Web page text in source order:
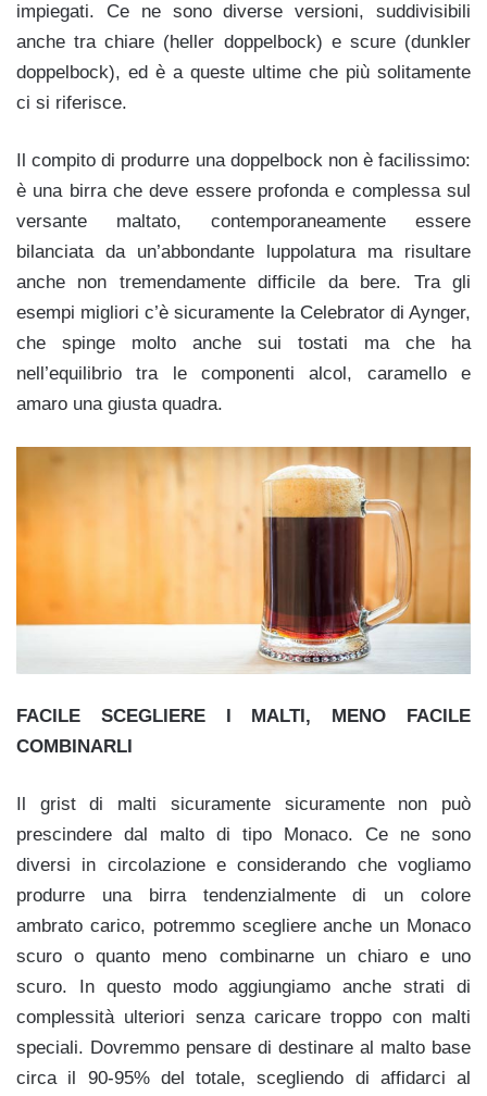
impiegati. Ce ne sono diverse versioni, suddivisibili
anche tra chiare (heller doppelbock) e scure (dunkler
doppelbock), ed è a queste ultime che più solitamente
ci si riferisce.
Il compito di produrre una doppelbock non è facilissimo:
è una birra che deve essere profonda e complessa sul
versante maltato, contemporaneamente essere
bilanciata da un’abbondante luppolatura ma risultare
anche non tremendamente difficile da bere. Tra gli
esempi migliori c’è sicuramente la Celebrator di Aynger,
che spinge molto anche sui tostati ma che ha
nell’equilibrio tra le componenti alcol, caramello e
amaro una giusta quadra.
FACILE SCEGLIERE I MALTI, MENO FACILE
COMBINARLI
Il grist di malti sicuramente sicuramente non può
prescindere dal malto di tipo Monaco. Ce ne sono
diversi in circolazione e considerando che vogliamo
produrre una birra tendenzialmente di un colore
ambrato carico, potremmo scegliere anche un Monaco
scuro o quanto meno combinarne un chiaro e uno
scuro. In questo modo aggiungiamo anche strati di
complessità ulteriori senza caricare troppo con malti
speciali. Dovremmo pensare di destinare al malto base
circa il 90-95% del totale, scegliendo di affidarci al